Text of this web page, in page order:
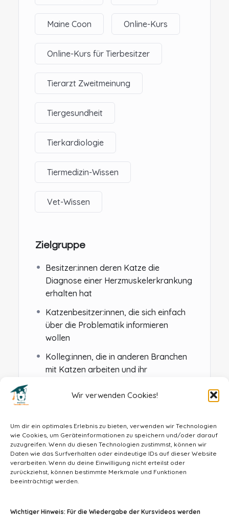
Wir verwenden Cookies!
Um dir ein optimales Erlebnis zu bieten, verwenden wir Technologien
wie Cookies, um Geräteinformationen zu speichern und/oder darauf
zuzugreifen. Wenn du diesen Technologien zustimmst, können wir
Daten wie das Surfverhalten oder eindeutige IDs auf dieser Website
verarbeiten. Wenn du deine Einwilligung nicht erteilst oder
zurückziehst, können bestimmte Merkmale und Funktionen
beeinträchtigt werden.
Wichtiger Hinweis: Für die Wiedergabe der Kursvideos werden
Maine Coon Online-Kurs
Online-Kurs für Tierbesitzer
Tierarzt Zweitmeinung
Tiergesundheit
Tierkardiologie
Tiermedizin-Wissen
Vet-Wissen
Zielgruppe
Besitzer:innen deren Katze die
Diagnose einer Herzmuskelerkrankung
erhalten hat
Katzenbesitzer:innen, die sich einfach
über die Problematik informieren
wollen
Kolleg:innen, die in anderen Branchen
mit Katzen arbeiten und ihr
info@tiermedizin-wissen.de